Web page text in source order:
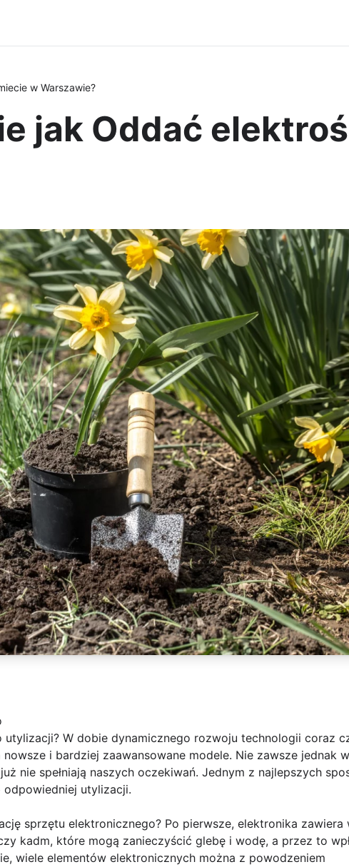
w Warszawie?
jak Oddać
W dobie dynamicznego rozwoju technologii coraz
i bardziej zaawansowane modele. Nie zawsze jednak
nie spełniają naszych oczekiwań. Jednym z najlepszych
utylizacji.
sprzętu elektronicznego? Po pierwsze, elektronika zawiera
kadm, które mogą zanieczyścić glebę i wodę, a przez to
wiele elementów elektronicznych można z powodzeniem